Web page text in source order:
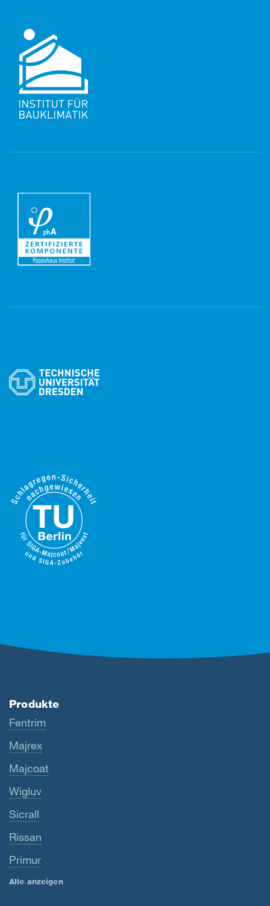
Produkte
Fentrim
Majrex
Majcoat
Wigluv
Sicrall
Rissan
Primur
Alle anzeigen